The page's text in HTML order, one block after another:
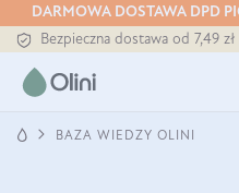
DARMOWA DOSTAWA DPD
Bezpieczna dostawa od 7,49 zł
Darmowa dostawa od 199 zł
BAZA WIEDZY OLINI